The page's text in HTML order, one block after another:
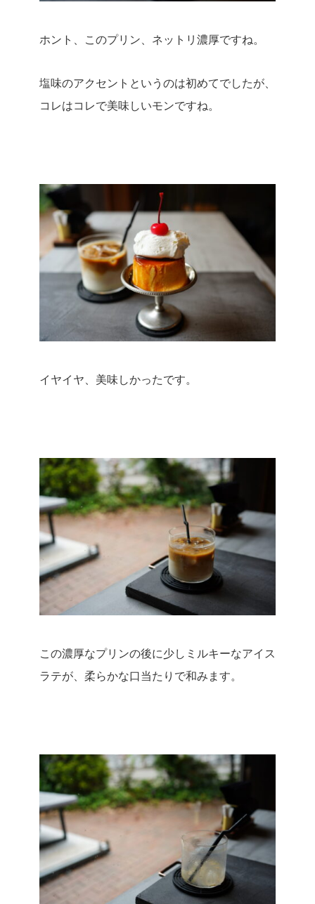
ホント、このプリン、ネットリ濃厚ですね。
塩味のアクセントというのは初めてでしたが、
コレはコレで美味しいモンですね。
イヤイヤ、美味しかったです。
この濃厚なプリンの後に少しミルキーなアイス
ラテが、柔らかな口当たりで和みます。